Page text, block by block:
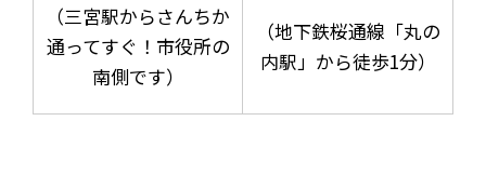
（三宮駅からさんちか
通ってすぐ！市役所の
南側です）
（地下鉄桜通線「丸の
内駅」から徒歩1分）